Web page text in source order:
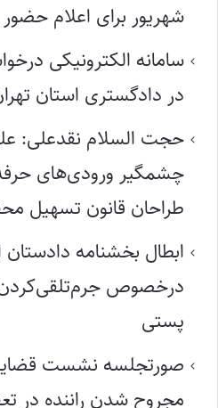
شهریور برای اعلام
سامانه الکترونیکی
در دادگستری استان
حجت السلام نقدعلی:
چشمگیر ورودی‌های
طراحان قانون تسهیل
ابطال بخشنامه دادستان
درخصوص جرم‌تلقی‌کردن
پستی
صورتجلسه نشست
مجروح شدن راننده در